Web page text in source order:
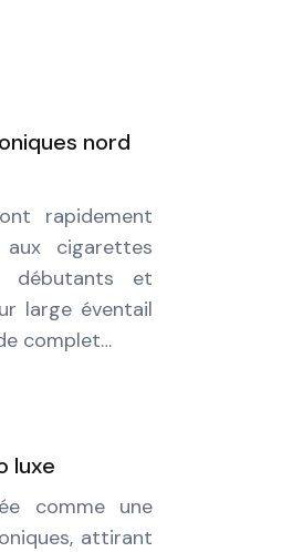
nord
rapidement
cigarettes
débutants et
large éventail
complet…
luxe
comme une
attirant